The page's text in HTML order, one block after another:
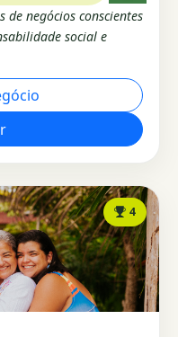
negócios conscientes
social e
4